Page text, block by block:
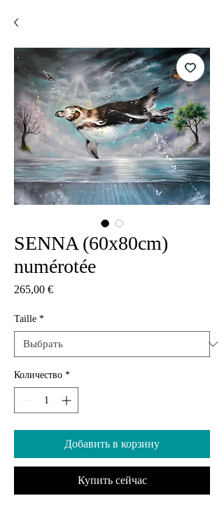
SENNA (60x80cm)
numérotée
265,00 €Цена
Taille *
Количество *
Добавить в корзину
Купить сейчас